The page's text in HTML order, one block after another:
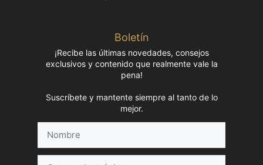
Boletín
¡Recibe las últimas novedades, consejos
exclusivos y contenido que realmente vale la
pena!
Suscríbete y mantente siempre al tanto de lo
mejor.